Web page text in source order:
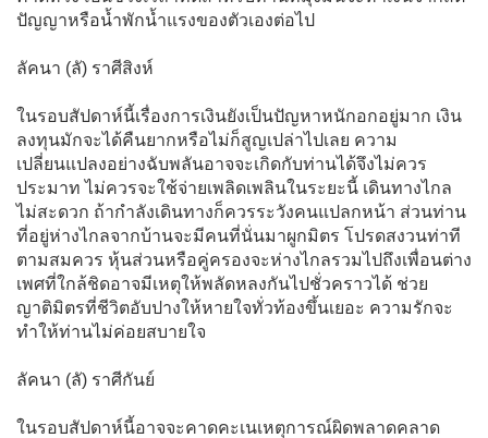
ปัญญาหรือน้ำพักน้ำแรงของตัวเองต่อไป
ลัคนา (ลั) ราศีสิงห์
ในรอบสัปดาห์นี้เรื่องการเงินยังเป็นปัญหาหนักอกอยู่มาก เงิน
ลงทุนมักจะได้คืนยากหรือไม่ก็สูญเปล่าไปเลย ความ
เปลี่ยนแปลงอย่างฉับพลันอาจจะเกิดกับท่านได้จึงไม่ควร
ประมาท ไม่ควรจะใช้จ่ายเพลิดเพลินในระยะนี้ เดินทางไกล
ไม่สะดวก ถ้ากำลังเดินทางก็ควรระวังคนแปลกหน้า ส่วนท่าน
ที่อยู่ห่างไกลจากบ้านจะมีคนที่นั่นมาผูกมิตร โปรดสงวนท่าที
ตามสมควร หุ้นส่วนหรือคู่ครองจะห่างไกลรวมไปถึงเพื่อนต่าง
เพศที่ใกล้ชิดอาจมีเหตุให้พลัดหลงกันไปชั่วคราวได้ ช่วย
ญาติมิตรที่ชีวิตอับปางให้หายใจทั่วท้องขึ้นเยอะ ความรักจะ
ทำให้ท่านไม่ค่อยสบายใจ
ลัคนา (ลั) ราศีกันย์
ในรอบสัปดาห์นี้อาจจะคาดคะเนเหตุการณ์ผิดพลาดคลาด